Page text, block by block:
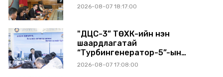
2026-08-07 18:17:00
"ДЦС-3” ТӨХК-ийн нэн
шаардлагатай
“Турбингенератор-5”-ын
шинэчлэлийн төсвийг
2026-08-07 17:08:00